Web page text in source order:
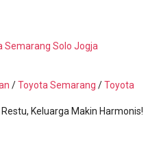
/Toyota Semarang /Toyota
Keluarga Makin Harmonis!